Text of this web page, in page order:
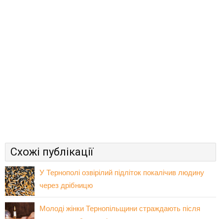
Схожі публікації
У Тернополі озвірілий підліток покалічив людину
через дрібницю
Молоді жінки Тернопільщини страждають після